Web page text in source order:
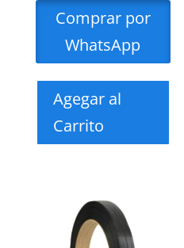
Comprar por
WhatsApp
Agegar al
Carrito